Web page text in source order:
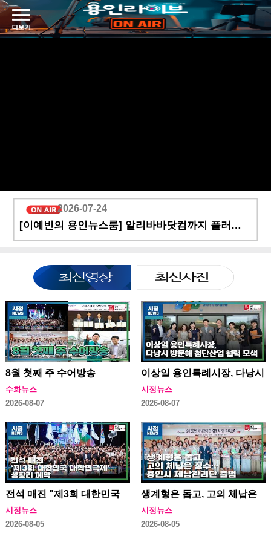
2026-07-24
[이예빈의 용인뉴스룸] 알리바바닷컴까지 플러팅하는 용인 K 기업들! `;YoGo`;관 전격 공개
8월 첫째 주 수어방송
수화뉴스
2026-08-07
이상일 용인특례시장, 다낭시
방문해 첨단산업 협력 모색
시정뉴스
2026-08-07
전석 매진 "제3회 대한민국
대학연극제" 성황리 폐막
시정뉴스
2026-08-05
생계형은 돕고, 고의 체납은
징수…용인특례시 체납관리
단 출범
시정뉴스
2026-08-05